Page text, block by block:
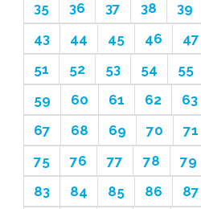
35 36 37 38 39
43
44 45 46 47
51
52 53 54 55
59
60 61 62 63
67
68 69 70 71
75
76 77 78 79
83
84 85 86 87